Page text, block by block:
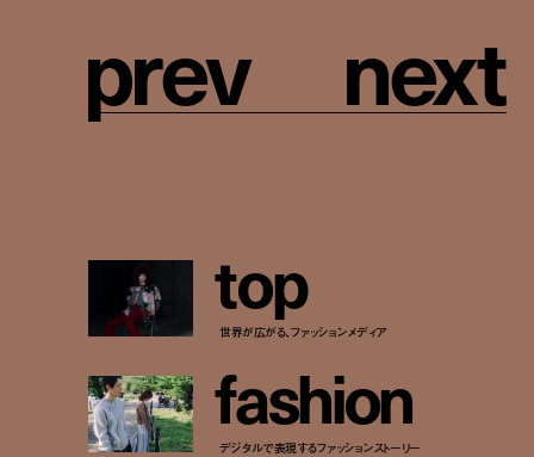
prev next
top
世界が広がる、ファッションメディア
fashion
デジタルで表現するファッションストーリー